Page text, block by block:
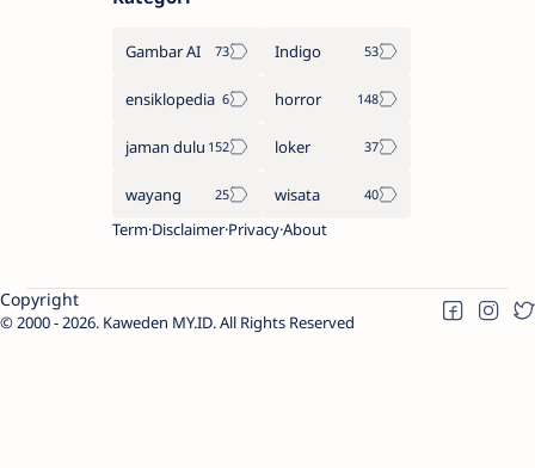
Gambar AI Indigo
ensiklopedia horror
jaman dulu loker
wayang
wisata
Term Disclaimer PrivacyAbout
Copyright
2000 -2026. Kaweden MY.ID. All Rights Reserved